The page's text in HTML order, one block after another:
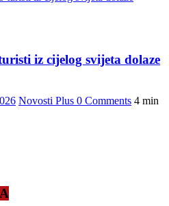
iz cijelog svijeta dolaze
Novosti Plus 0 Comments 4 min